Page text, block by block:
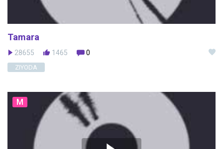
Tamara
28655 1465 0
ZIYODA
M